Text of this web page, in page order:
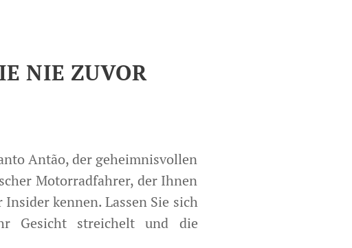
NIE ZUVOR
Antão, der geheimnisvollen
Motorradfahrer, der Ihnen
kennen. Lassen Sie sich
Gesicht streichelt und die